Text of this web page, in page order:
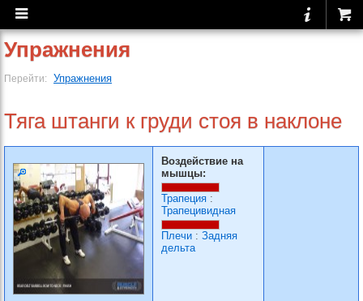
Упражнения
Перейти: Упражнения
Тяга штанги к груди стоя в наклоне
Воздействие на
мышцы:
Трапеция :
Трапецивидная
Плечи : Задняя
дельта